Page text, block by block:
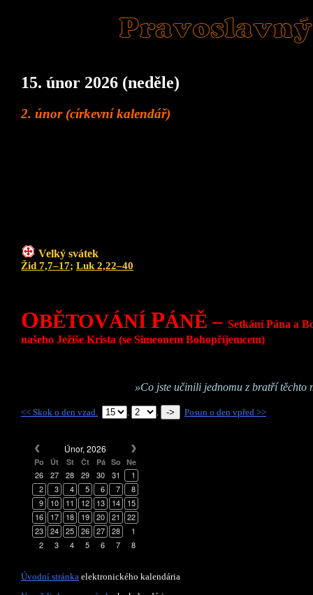
15. únor 2026 (neděle)
2. únor (církevní kalendář)
Velký svátek
Žid 7,7–17; Luk 2,22–40
OBĚTOVÁNÍ PÁNĚ – Setkání Pána a
našeho Ježíše Krista (se Simeonem Bohopříjemcem)
»Co jste učinili jednomu z bratří těchto
<< Skok o den vzad. . . Posun o den vpřed >>
Únor, 2026
Po Út St Čt Pá So Ne
26 27 28 29 30 31
1
2
3 4 5 6 7
8
9
10 11 12 13 14
15
16
17 18 19 20 21
22
23
24 25 26 27 28
1
2
3 4 5 6 7 8
Úvodní stránka elektronického kalendária